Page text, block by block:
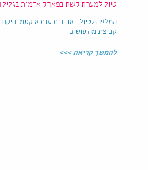
טיול למערת קשת בפארק אדמית בגליל
המלצה לטיול באדיבות ענת אוקסמן
קבוצת מה עושים
להמשך קריאה >>>